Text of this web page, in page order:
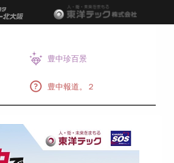
豊中珍百景
豊中報道。２